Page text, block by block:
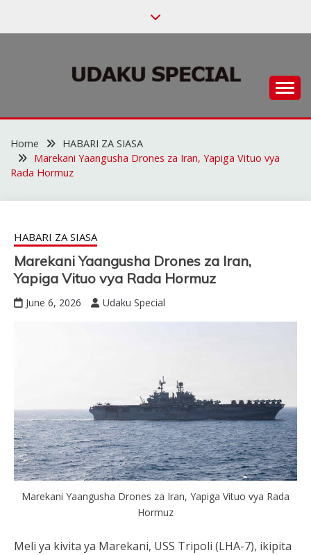
UDAKU SPECIAL
Home
HABARI ZA SIASA
Marekani Yaangusha Drones za Iran, Yapiga Vituo vya
Rada Hormuz
HABARI ZA SIASA
Marekani Yaangusha Drones za Iran,
Yapiga Vituo vya Rada Hormuz
June 6, 2026 Udaku Special
Marekani Yaangusha Drones za Iran, Yapiga Vituo vya Rada
Hormuz
Meli ya kivita ya Marekani, USS Tripoli (LHA-7), ikipita